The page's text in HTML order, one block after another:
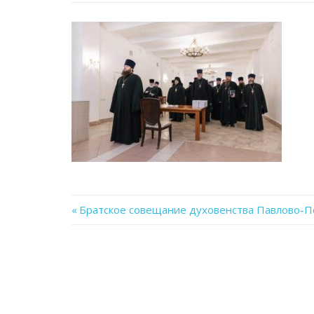
Previous
Братское совещание духовенства Павлово-